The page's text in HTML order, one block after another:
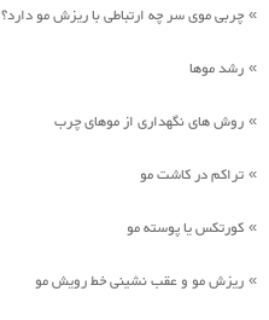
» چربی موی سر چه ارتباطی با ریزش مو دارد؟
» رشد موها
» روش های نگهداری از موهای چرب
» تراکم در کاشت مو
» کورتکس یا پوسته مو
» ریزش مو و عقب نشینی خط رویش مو